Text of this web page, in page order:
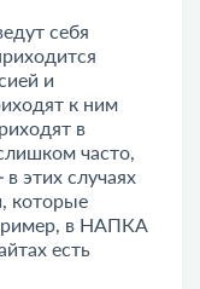
себя
и
к ним
в
часто,
этих случаях
которые
в НАПКА
есть